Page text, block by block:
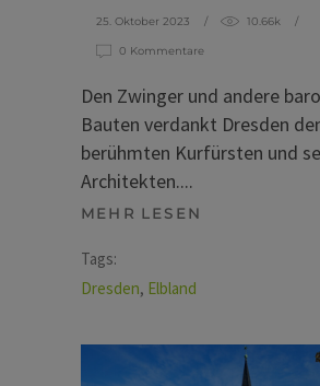
25. Oktober 2023 10.66k
0 Kommentare
Den Zwinger und andere
Bauten verdankt Dresden
berühmten Kurfürsten und
Architekten.
MEHR LESEN
Tags:
Dresden, Elbland